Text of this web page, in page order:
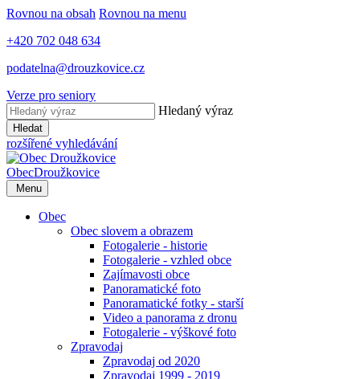
Rovnou na obsah Rovnou na menu
+420 702 048 634
podatelna@drouzkovice.cz
Verze pro seniory
Hledaný výraz
Hledat
rozšířené vyhledávání
ObecDroužkovice
Menu
Obec
Obec slovem a obrazem
Fotogalerie - historie
Fotogalerie - vzhled obce
Zajímavosti obce
Panoramatické foto
Panoramatické fotky - starší
Video a panorama z dronu
Fotogalerie - výškové foto
Zpravodaj
Zpravodaj od 2020
Zpravodaj 1999 - 2019